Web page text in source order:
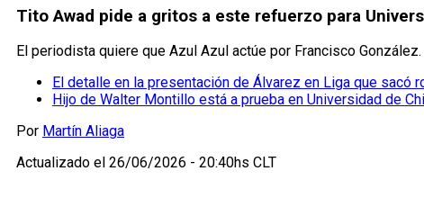
Tito Awad pide a gritos a este refuerzo para
El periodista quiere que Azul Azul actúe por Francisco
El detalle en la presentación de Álvarez en Liga que sacó
Hijo de Walter Montillo está a prueba en Universidad de
Por Martín Aliaga
Actualizado el 26/06/2026 - 20:40hs CLT